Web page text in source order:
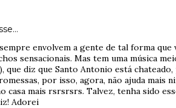
envolvem a gente de tal forma que
sensacionais. Mas tem uma música
que diz que Santo Antonio está
por isso, agora, não ajuda mais
casa mais rsrsrsrs. Talvez, tenha sido
Adorei